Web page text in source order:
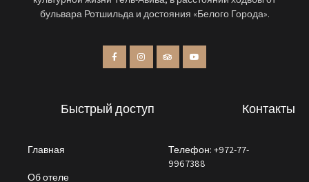
бульвара Ротшильда и достояния «Белого Города».
Быстрый доступ
Главная
Об отеле
Контакты
Телефон: +972-77-
9967388